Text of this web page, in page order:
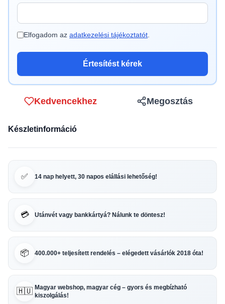
Elfogadom az adatkezelési tájékoztatót
Értesítést kérek
Kedvencekhez Megosztás
Készletinformáció
✅ 14 nap helyett, 30 napos elállási lehetőség!
💳 Utánvét vagy bankkártyá? Nálunk te döntesz!
📦 400.000+ teljesített rendelés – elégedett vásárlók 2018 óta!
🇭🇺 Magyar webshop, magyar cég – gyors és megbízható
kiszolgálás!